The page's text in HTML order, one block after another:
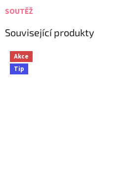
SOUTĚŽ
Související produkty
Akce
Tip